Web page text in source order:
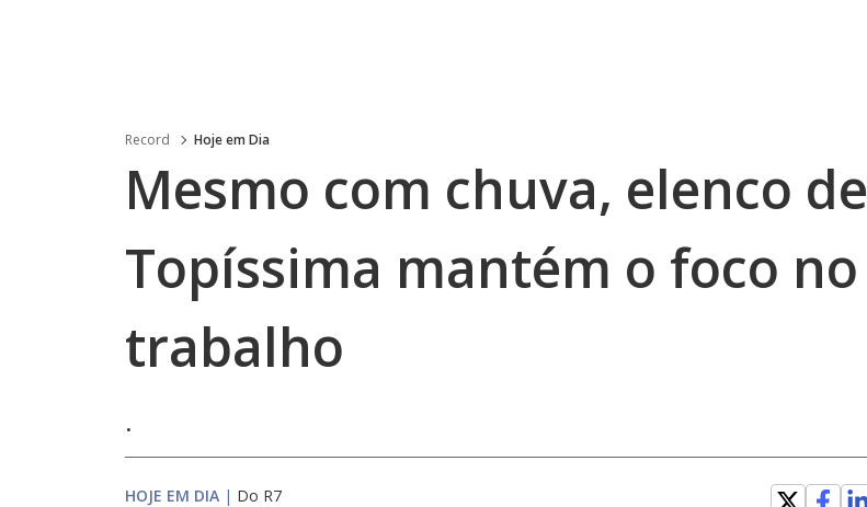
Record Hoje em Dia
Mesmo com chuva, elenco de
Topíssima mantém o foco no
trabalho
.
HOJE EM DIA | Do R7